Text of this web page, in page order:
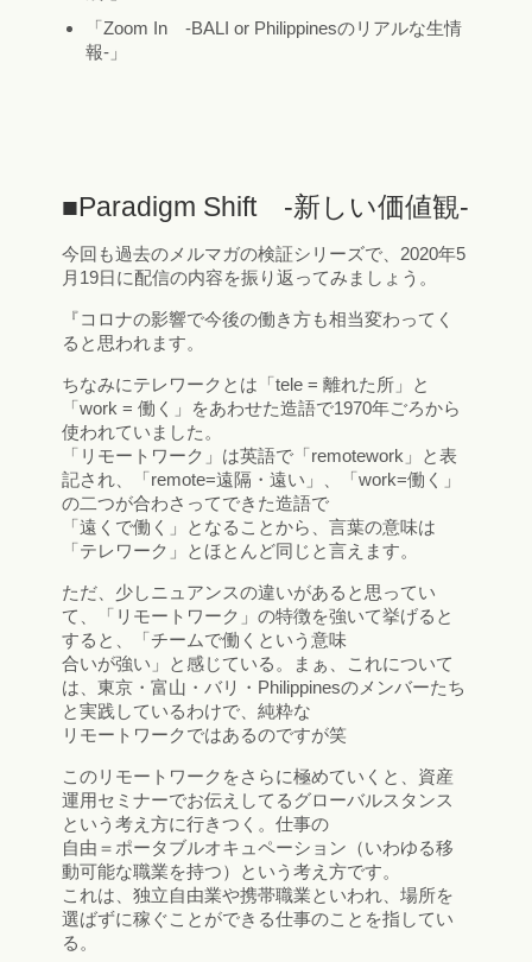
「Zoom In -BALI or Philippinesのリアルな生情
報-」
■Paradigm Shift -新しい価値観-
今回も過去のメルマガの検証シリーズで、2020年5
月19日に配信の内容を振り返ってみましょう。
『コロナの影響で今後の働き方も相当変わってく
ると思われます。
ちなみにテレワークとは「tele = 離れた所」と
「work = 働く」をあわせた造語で1970年ごろから
使われていました。
「リモートワーク」は英語で「remotework」と表
記され、「remote=遠隔・遠い」、「work=働く」
の二つが合わさってできた造語で
「遠くで働く」となることから、言葉の意味は
「テレワーク」とほとんど同じと言えます。
ただ、少しニュアンスの違いがあると思ってい
て、「リモートワーク」の特徴を強いて挙げると
すると、「チームで働くという意味
合いが強い」と感じている。まぁ、これについて
は、東京・富山・バリ・Philippinesのメンバーたち
と実践しているわけで、純粋な
リモートワークではあるのですが笑
このリモートワークをさらに極めていくと、資産
運用セミナーでお伝えしてるグローバルスタンス
という考え方に行きつく。仕事の
自由＝ポータブルオキュペーション（いわゆる移
動可能な職業を持つ）という考え方です。
これは、独立自由業や携帯職業といわれ、場所を
選ばずに稼ぐことができる仕事のことを指してい
る。